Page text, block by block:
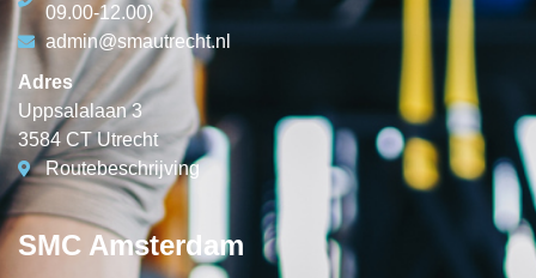
09.00-12.00)
admin@smautrecht.nl
Adres
Uppsalalaan 3
3584 CT Utrecht
Routebeschrijving
SMC Amsterdam